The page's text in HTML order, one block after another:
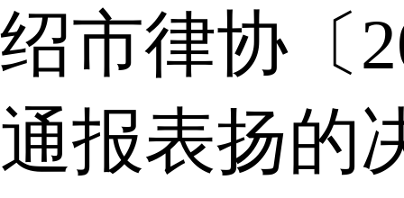
绍市律协〔
通报表扬的